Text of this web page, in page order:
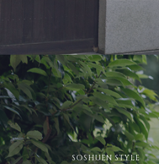
SOSHUEN STYLE